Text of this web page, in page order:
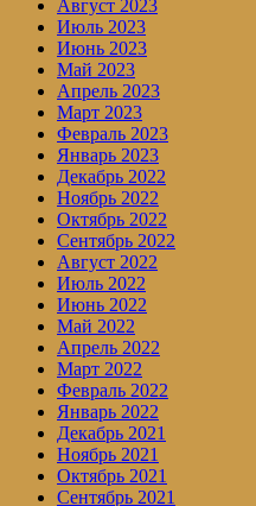
Август 2023
Июль 2023
Июнь 2023
Май 2023
Апрель 2023
Март 2023
Февраль 2023
Январь 2023
Декабрь 2022
Ноябрь 2022
Октябрь 2022
Сентябрь 2022
Август 2022
Июль 2022
Июнь 2022
Май 2022
Апрель 2022
Март 2022
Февраль 2022
Январь 2022
Декабрь 2021
Ноябрь 2021
Октябрь 2021
Сентябрь 2021